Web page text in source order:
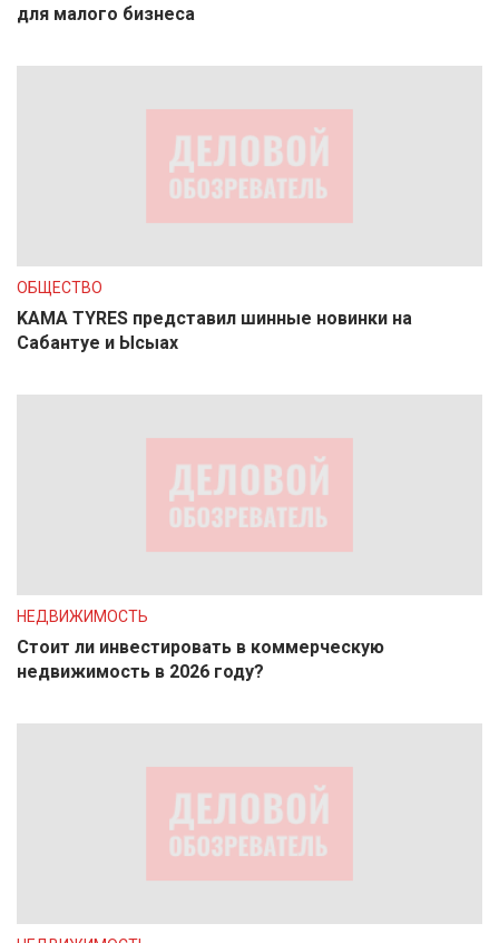
для малого бизнеса
ОБЩЕСТВО
KAMA TYRES представил шинные новинки на
Сабантуе и Ысыах
НЕДВИЖИМОСТЬ
Стоит ли инвестировать в коммерческую
недвижимость в 2026 году?